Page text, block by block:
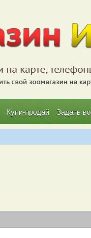
Купи-продай Задать